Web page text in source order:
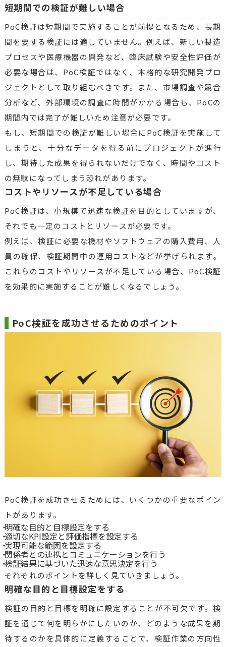
短期間での検証が難しい場合
PoC検証は短期間で実施することが前提となるため、長期
間を要する検証には適していません。例えば、新しい製造
プロセスや医療機器の開発など、臨床試験や安全性評価が
必要な場合は、PoC検証ではなく、本格的な研究開発プロ
ジェクトとして取り組むべきです。また、市場調査や競合
分析など、外部環境の調査に時間がかかる場合も、PoCの
期間内では完了が難しいため注意が必要です。
もし、短期間での検証が難しい場合にPoC検証を実施して
しまうと、十分なデータを得る前にプロジェクトが進行
し、期待した成果を得られないだけでなく、時間やコスト
の無駄になってしまう恐れがあります。
コストやリソースが不足している場合
PoC検証は、小規模で迅速な検証を目的としていますが、
それでも一定のコストとリソースが必要です。
例えば、検証に必要な機材やソフトウェアの購入費用、人
員の確保、検証期間中の運用コストなどが挙げられます。
これらのコストやリソースが不足している場合、PoC検証
を効果的に実施することが難しくなるでしょう。
PoC検証を成功させるためのポイント
PoC検証を成功させるためには、いくつかの重要なポイン
トがあります。
明確な目的と目標設定をする
適切なKPI設定と評価指標を設定する
実現可能な範囲を設定する
関係者との連携とコミュニケーションを行う
検証結果に基づいた迅速な意思決定を行う
それぞれのポイントを詳しく見ていきましょう。
明確な目的と目標設定をする
検証の目的と目標を明確に設定することが不可欠です。検
証を通じて何を明らかにしたいのか、どのような成果を期
待するのかを具体的に定義することで、検証作業の方向性